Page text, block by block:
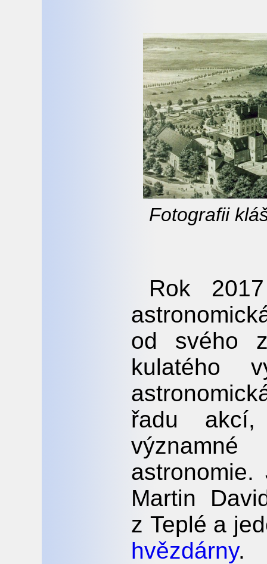
Fotografii
Rok
od svého
kulatého
řadu
Martin
z Teplé a
hvězdárny.